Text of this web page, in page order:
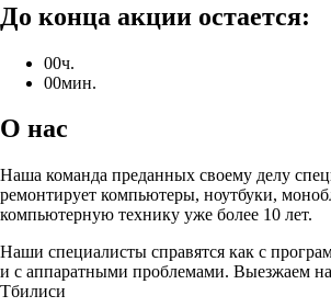
До конца акции остается:
00ч.
00мин.
О нас
Наша команда преданных своему делу
ремонтирует компьютеры, ноутбуки,
компьютерную технику уже более 10 лет.
Наши специалисты справятся как с
и с аппаратными проблемами. Выезжаем
Тбилиси